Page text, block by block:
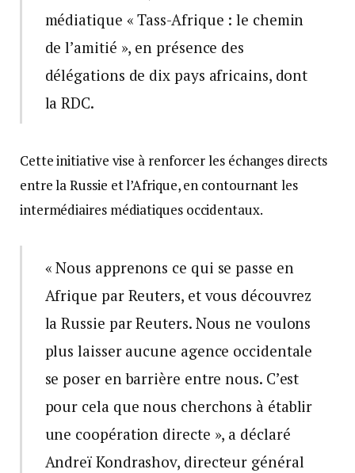
médiatique « Tass-Afrique : le chemin
de l’amitié », en présence des
délégations de dix pays africains, dont
la RDC.
Cette initiative vise à renforcer les échanges directs
entre la Russie et l’Afrique, en contournant les
intermédiaires médiatiques occidentaux.
« Nous apprenons ce qui se passe en
Afrique par Reuters, et vous découvrez
la Russie par Reuters. Nous ne voulons
plus laisser aucune agence occidentale
se poser en barrière entre nous. C’est
pour cela que nous cherchons à établir
une coopération directe », a déclaré
Andreï Kondrashov, directeur général